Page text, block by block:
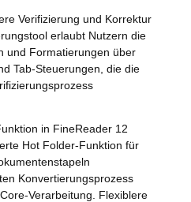
Verifizierung und Korrektur
erlaubt Nutzern die
und Formatierungen über
Tab-Steuerungen, die die
in FineReader 12
Hot Folder-Funktion für
Konvertierungsprozess
Verarbeitung. Flexiblere